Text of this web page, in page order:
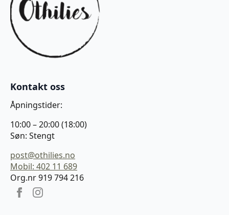
Kontakt oss
Åpningstider:
10:00 – 20:00 (18:00)
Søn: Stengt
post@othilies.no
Mobil: 402 11 689
Org.nr 919 794 216